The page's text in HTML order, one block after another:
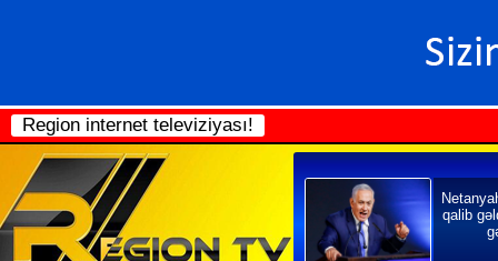
Region internet televiziyası!
qalib